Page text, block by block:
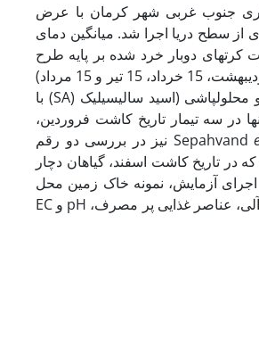
97-96 در مزرعه تحقیقاتی دانشکده کشاورزی بردسیر، واقع در 50 کیلومتری جنوب غربی شهر کرمان با عرض
درجه و 89 دقیقه شمالی و طول جغرافیایی 56 درجه و 59 دقیقه شرقی و ارتفاع 2080 متری از سطح دریا اجرا شد. میانگین دمای
108 میلی‏متر است. آزمایش به­صورت کرت­های دوبار خرد شده بر پایه طرح
بلوک­های کامل تصادفی با سه تکرار بود. تیمارهای آزمایش شامل تاریخ کاشت (15 اسفند، 15 فروردین، 15اردیبهشت، 15 خرداد، 15 تیر و 15 مرداد)
به­عنوان عامل اصلی، سطوح مختلف آبیاری (90، 60 و 30 درصد ظرفیت زراعی) به­عنوان عامل فرعی و محلول‏پاشی (اسید سالیسیلیک (SA) با
در سه تیمار تاریخ کاشت فروردین،
(2011) نیز در بررسی دو رقم
در تاریخ کاشت اسفند، گیاهان دچار
آزمایش، نمونه خاک زمین محل
اجرای آزمایش، به­صورت تصادفی و از عمق صفر تا30 سانتی­متر برداشت شد و به منظور تعیین میزان ماده آلی، عناصر غذایی پر مصرف، pH و EC